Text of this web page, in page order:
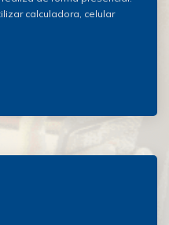
calculadora, celular